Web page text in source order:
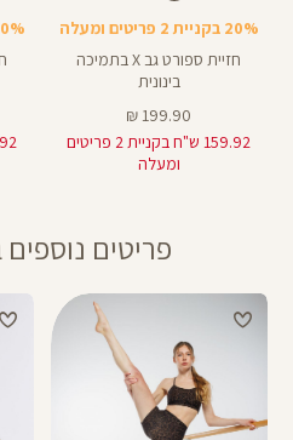
20% בקניית 2 פריטים ומעלה
חזיית ספורט גב X בתמיכה
בינונית
מחיר
מוצר
199.90 ₪
159.92 ש"ח בקניית 2 פריטים
ומעלה
20% בקניית 2
פריטים